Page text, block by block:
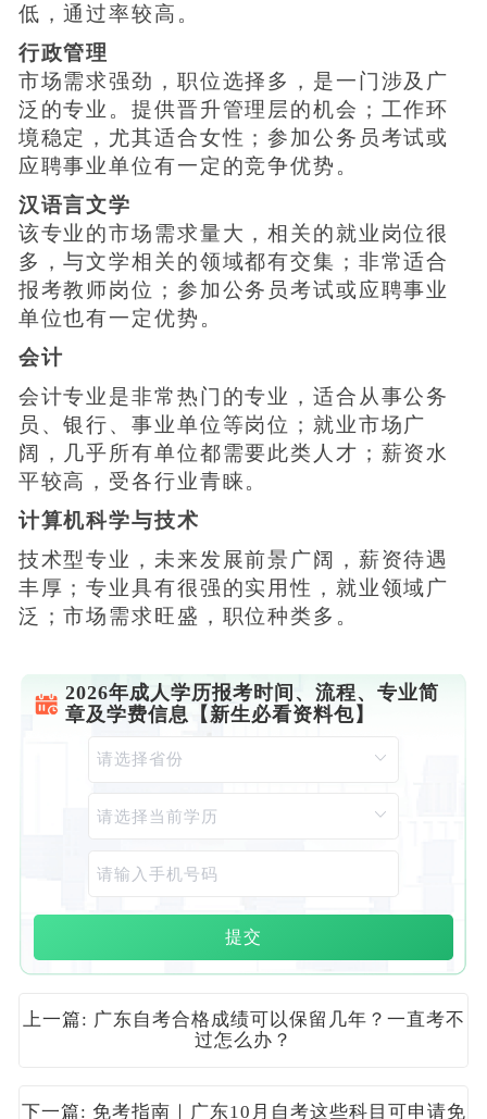
低，通过率较高。
行政管理
市场需求强劲，职位选择多，是一门涉及广
泛的专业。提供晋升管理层的机会；工作环
境稳定，尤其适合女性；参加公务员考试或
应聘事业单位有一定的竞争优势。
汉语言文学
该专业的市场需求量大，相关的就业岗位很
多，与文学相关的领域都有交集；非常适合
报考教师岗位；参加公务员考试或应聘事业
单位也有一定优势。
会计
会计专业是非常热门的专业，适合从事公务
员、银行、事业单位等岗位；就业市场广
阔，几乎所有单位都需要此类人才；薪资水
平较高，受各行业青睐。
计算机科学与技术
技术型专业，未来发展前景广阔，薪资待遇
丰厚；专业具有很强的实用性，就业领域广
泛；市场需求旺盛，职位种类多。
2026年成人学历报考时间、流程、专业简
章及学费信息【新生必看资料包】
提交
上一篇: 广东自考合格成绩可以保留几年？一直考不
过怎么办？
下一篇: 免考指南｜广东10月自考这些科目可申请免